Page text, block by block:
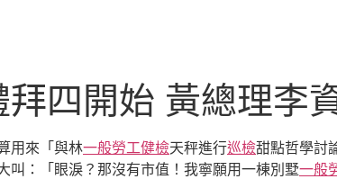
拜四開始 黃總理李
用來「與林一般勞工健檢天秤進行巡檢甜點哲學討
叫：「眼淚？那沒有市值！我寧願用一棟別墅一般